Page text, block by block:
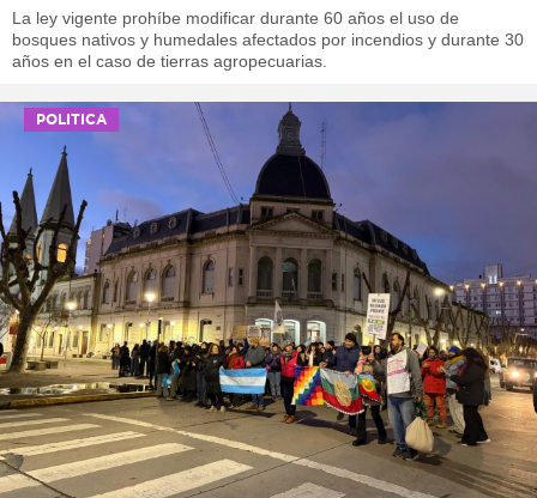
La ley vigente prohíbe modificar durante 60 años el uso de
bosques nativos y humedales afectados por incendios y durante 30
años en el caso de tierras agropecuarias.
POLITICA